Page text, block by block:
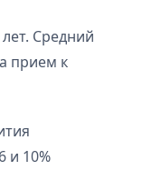
Средний
прием к
и 10%